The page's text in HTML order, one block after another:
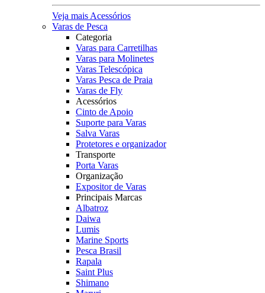
Veja mais Acessórios
Varas de Pesca
Categoria
Varas para Carretilhas
Varas para Molinetes
Varas Telescópica
Varas Pesca de Praia
Varas de Fly
Acessórios
Cinto de Apoio
Suporte para Varas
Salva Varas
Protetores e organizador
Transporte
Porta Varas
Organização
Expositor de Varas
Principais Marcas
Albatroz
Daiwa
Lumis
Marine Sports
Pesca Brasil
Rapala
Saint Plus
Shimano